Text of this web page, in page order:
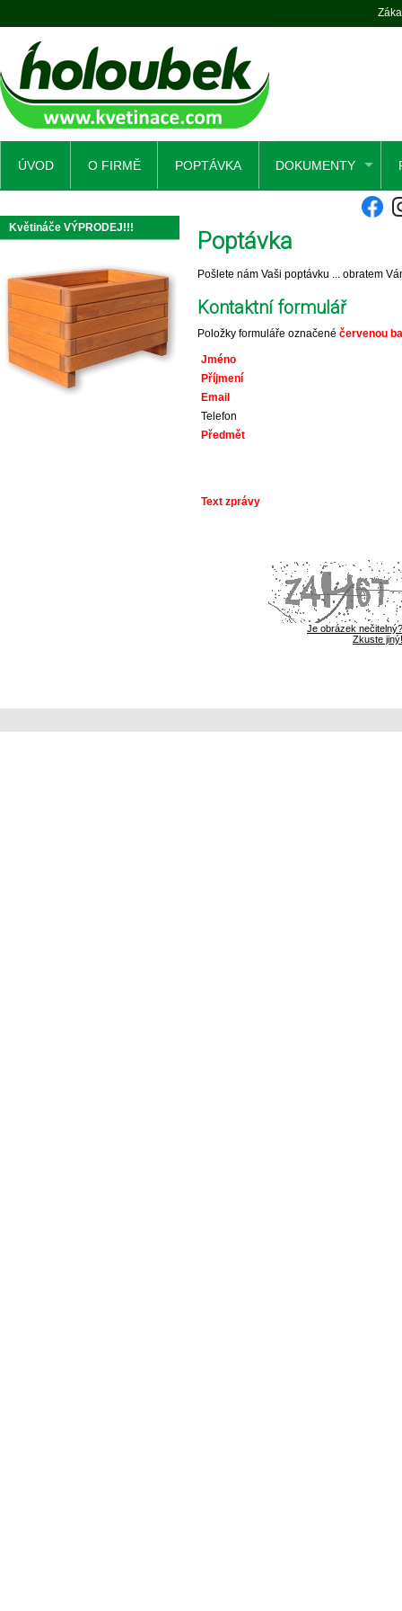
Poptávka
Pošlete nám Vaši poptávku ... obratem
Kontaktní formulář
Položky formuláře označené červenou
Jméno
Příjmení
Email
Telefon
Předmět
Text zprávy
Je obrázek nečitelný?
Zkuste jiný!
Květináče VÝPRODEJ!!!
ÚVOD O FIRMĚ POPTÁVKA DOKUMENTY